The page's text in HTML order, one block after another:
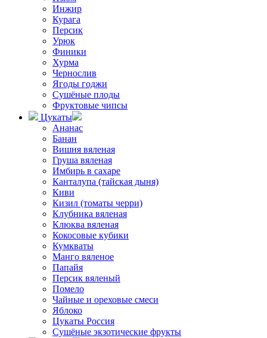
Инжир
Курага
Персик
Урюк
Финики
Хурма
Чернослив
Ягоды годжи
Сушёные плоды
Фруктовые чипсы
Цукаты
Ананас
Банан
Вишня вяленая
Груша вяленая
Имбирь в сахаре
Канталупа (тайская дыня)
Киви
Кизил (томаты черри)
Клубника вяленая
Клюква вяленая
Кокосовые кубики
Кумкваты
Манго вяленое
Папайя
Персик вяленый
Помело
Чайные и ореховые смеси
Яблоко
Цукаты Россия
Сушёные экзотические фрукты